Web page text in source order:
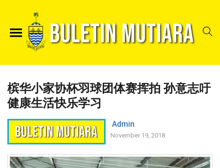
槟华小家协杯羽球团体赛挥拍 孙意志吁
健康生活快乐学习
Admin
November 19, 2018